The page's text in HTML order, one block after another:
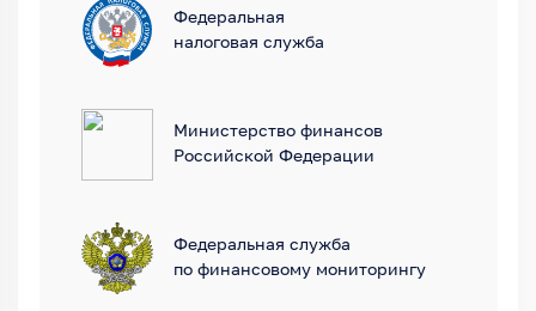
Федеральная
налоговая служба
Министерство финансов
Российской Федерации
Федеральная служба
по финансовому мониторингу